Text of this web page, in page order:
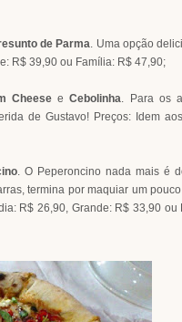
de Parma. Uma opção
R$ 39,90 ou Família: R$ 47,90;
Cheese eCebolinha. Para os
de Gustavo! Preços: Idem
. O Peperoncino nada mais é
termina por maquiar um
R$ 26,90, Grande: R$ 33,90 ou